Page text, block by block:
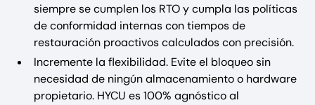
siempre se cumplen los RTO y cumpla las políticas
de conformidad internas con tiempos de
restauración proactivos calculados con precisión.
Incremente la flexibilidad. Evite el bloqueo sin
necesidad de ningún almacenamiento o hardware
propietario. HYCU es 100% agnóstico al